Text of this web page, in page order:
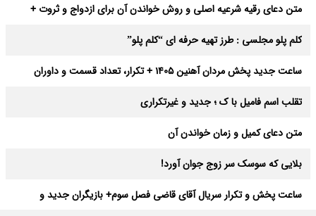
متن دعای رقیه شرعیه اصلی و روش خواندن آن برای ازدواج و ثروت +
کلم پلو مجلسی : طرز تهیه حرفه ای “کلم پلو”
ساعت جدید پخش مردان آهنین 1405 + تکرار، تعداد قسمت و داوران
تقلب اسم فامیل با ک ؛ جدید و غیرتکراری
متن دعای کمیل و زمان خواندن آن
بلایی که سوسک سر زوج جوان آورد!
ساعت پخش و تکرار سریال آقای قاضی فصل سوم+ بازیگران جدید و